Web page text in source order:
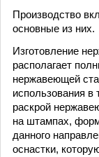
Производство
основные из них.
Изготовление
располагает
нержавеющей
использования
раскрой
на штампах,
данного
оснастки,